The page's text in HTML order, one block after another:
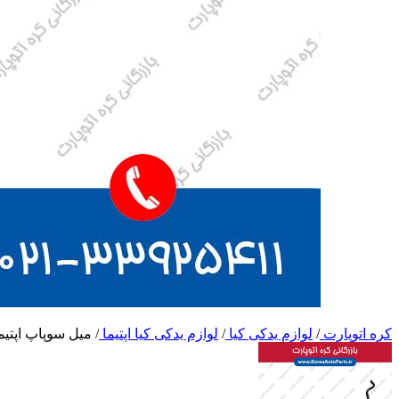
کره اتوپارت/ لوازم یدکی کیا/ لوازم یدکی کیا اپتیما/ میل سوپاپ